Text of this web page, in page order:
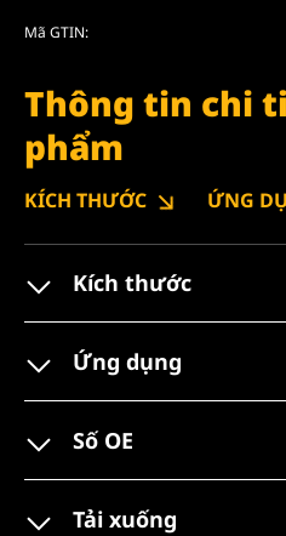
Mã GTIN:
Thông tin chi
phẩm
KÍCH THƯỚC ỨNG
Kích thước
Ứng dụng
Số OE
Tải xuống